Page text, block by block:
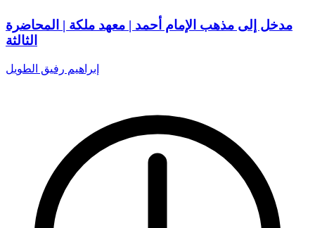
مدخل إلى مذهب الإمام أحمد | معهد ملكة | المحاضرة
الثالثة
إبراهيم رفيق الطويل